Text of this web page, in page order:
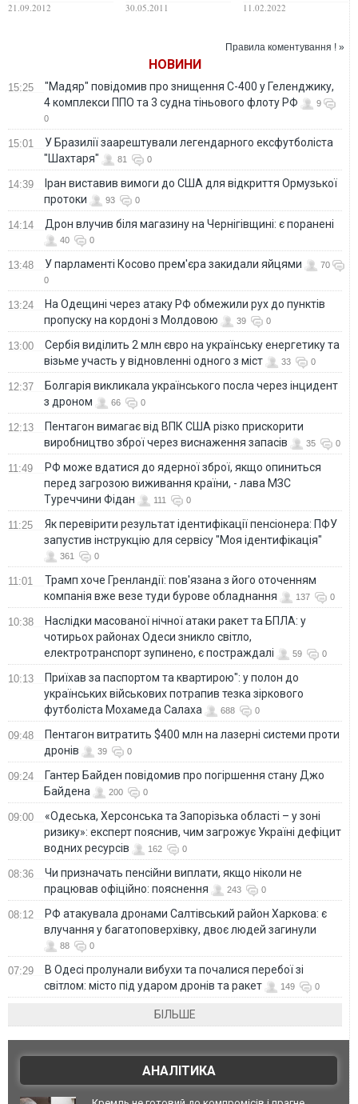
ученые
21.09.2012 30.05.2011
спасти
11.02.2022
Правила коментування ! »
НОВИНИ
15:25
"Мадяр" повідомив про знищення С-400 у Геленджику,
4 комплекси ППО та 3 судна тіньового флоту РФ
9
0
15:01
У Бразилії заарештували легендарного ексфутболіста
"Шахтаря"
81 0
14:39
Іран виставив вимоги до США для відкриття Ормузької
протоки
93 0
14:14 Дрон влучив біля магазину на Чернігівщині: є поранені
40 0
13:48 У парламенті Косово прем'єра закидали яйцями
70
0
13:24
На Одещині через атаку РФ обмежили рух до пунктів
пропуску на кордоні з Молдовою
39 0
13:00
Сербія виділить 2 млн євро на українську енергетику та
візьме участь у відновленні одного з міст
33 0
12:37
Болгарія викликала українського посла через інцидент
з дроном
66 0
12:13
Пентагон вимагає від ВПК США різко прискорити
виробництво зброї через виснаження запасів
35 0
11:49
РФ може вдатися до ядерної зброї, якщо опиниться
перед загрозою виживання країни, - лава МЗС
Туреччини Фідан
111 0
11:25
Як перевірити результат ідентифікації пенсіонера: ПФУ
запустив інструкцію для сервісу "Моя ідентифікація"
361 0
11:01
Трамп хоче Гренландії: пов'язана з його оточенням
компанія вже везе туди бурове обладнання
137 0
10:38
Наслідки масованої нічної атаки ракет та БПЛА: у
чотирьох районах Одеси зникло світло,
електротранспорт зупинено, є постраждалі
59 0
10:13
Приїхав за паспортом та квартирою": у полон до
українських військових потрапив тезка зіркового
футболіста Мохамеда Салаха
688 0
09:48
Пентагон витратить $400 млн на лазерні системи проти
дронів
39 0
09:24
Гантер Байден повідомив про погіршення стану Джо
Байдена
200 0
09:00
«Одеська, Херсонська та Запорізька області – у зоні
ризику»: експерт пояснив, чим загрожує Україні дефіцит
водних ресурсів
162 0
08:36
Чи призначать пенсійни виплати, якщо ніколи не
працював офіційно: пояснення
243 0
08:12
РФ атакувала дронами Салтівський район Харкова: є
влучання у багатоповерхівку, двоє людей загинули
88 0
07:29
В Одесі пролунали вибухи та почалися перебої зі
світлом: місто під ударом дронів та ракет
149 0
БІЛЬШЕ
АНАЛІТИКА